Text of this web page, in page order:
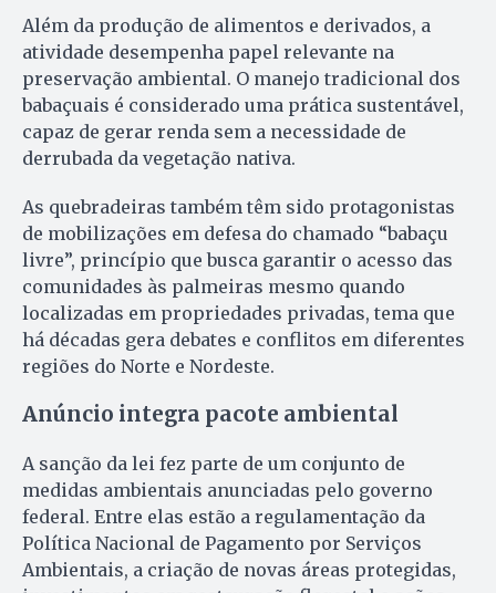
Além da produção de alimentos e derivados, a
atividade desempenha papel relevante na
preservação ambiental. O manejo tradicional dos
babaçuais é considerado uma prática sustentável,
capaz de gerar renda sem a necessidade de
derrubada da vegetação nativa.
As quebradeiras também têm sido protagonistas
de mobilizações em defesa do chamado “babaçu
livre”, princípio que busca garantir o acesso das
comunidades às palmeiras mesmo quando
localizadas em propriedades privadas, tema que
há décadas gera debates e conflitos em diferentes
regiões do Norte e Nordeste.
Anúncio integra pacote ambiental
A sanção da lei fez parte de um conjunto de
medidas ambientais anunciadas pelo governo
federal. Entre elas estão a regulamentação da
Política Nacional de Pagamento por Serviços
Ambientais, a criação de novas áreas protegidas,